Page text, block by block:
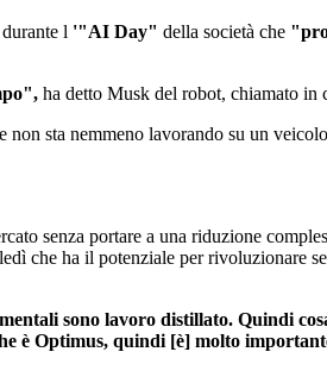
l '"AI Day" della società che
ha detto Musk del robot, chiamato in
sta nemmeno lavorando su un
senza portare a una riduzione
che ha il potenziale per rivoluzionare
sono lavoro distillato. Quindi
è Optimus, quindi [è] molto